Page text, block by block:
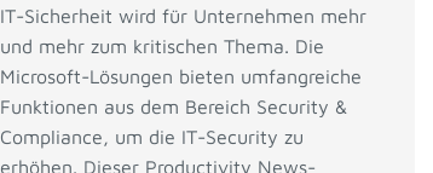
IT-Sicherheit wird für Unternehmen mehr
und mehr zum kritischen Thema. Die
Microsoft-Lösungen bieten umfangreiche
Funktionen aus dem Bereich Security &
Compliance, um die IT-Security zu
erhöhen. Dieser Productivity News-